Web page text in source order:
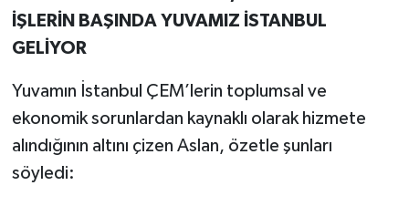
İŞLERİN BAŞINDA YUVAMIZ İSTANBUL
GELİYOR
Yuvamın İstanbul ÇEM’lerin toplumsal ve
ekonomik sorunlardan kaynaklı olarak hizmete
alındığının altını çizen Aslan, özetle şunları
söyledi: